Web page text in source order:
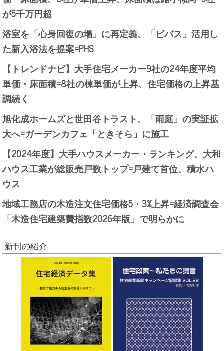
が5千万円超
浴室を「心身回復の場」に再定義、「ビバス」活用し
た新入浴法を提案=PHS
【トレンドナビ】大手住宅メーカー9社の24年度平均
単価・床面積=8社の棟単価が上昇、住宅価格の上昇基
調続く
旭化成ホームズと世田谷トラスト、「雨庭」の実証拡
大へ=ガーデンカフェ「ときそら」に施工
【2024年度】大手ハウスメーカー・ランキング、大和
ハウス工業が総販売戸数トップ=戸建て首位、積水ハ
ウス
地域工務店の木造注文住宅価格5・3%上昇=経済調査会
「木造住宅建築費指数2026年版」で明らかに
新刊の紹介